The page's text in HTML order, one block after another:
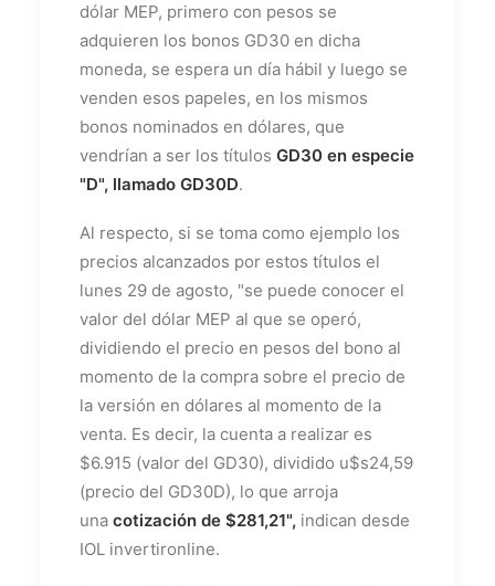
dólar MEP, primero con pesos se
adquieren los bonos GD30 en dicha
moneda, se espera un día hábil y luego se
venden esos papeles, en los mismos
bonos nominados en dólares, que
vendrían a ser los títulos GD30 en especie
"D", llamado GD30D.
Al respecto, si se toma como ejemplo los
precios alcanzados por estos títulos el
lunes 29 de agosto, "se puede conocer el
valor del dólar MEP al que se operó,
dividiendo el precio en pesos del bono al
momento de la compra sobre el precio de
la versión en dólares al momento de la
venta. Es decir, la cuenta a realizar es
$6.915 (valor del GD30), dividido u$s24,59
(precio del GD30D), lo que arroja
una cotización de $281,21", indican desde
IOL invertironline.